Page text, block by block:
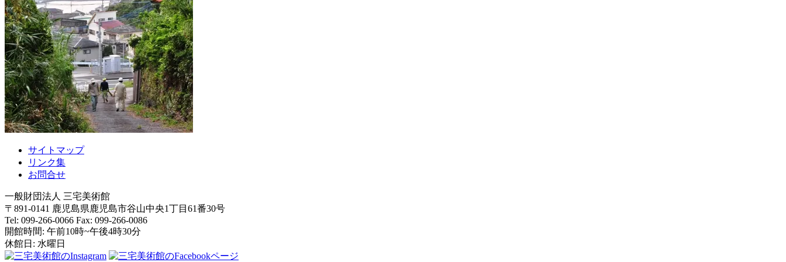
サイトマップ
リンク集
お問合せ
一般財団法人 三宅美術館
〒891-0141 鹿児島県鹿児島市谷山中央1丁目61番30号
Tel: 099-266-0066 Fax: 099-266-0086
開館時間: 午前10時~午後4時30分
休館日: 水曜日